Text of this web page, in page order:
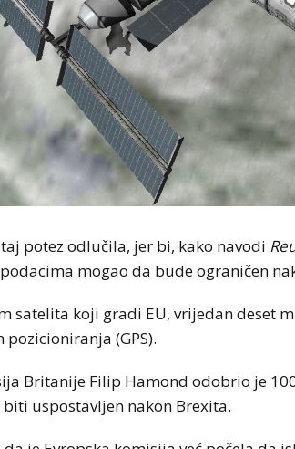
potez odlučila, jer bi, kako navodi
mogao da bude ograničen
satelita koji gradi EU, vrijedan deset
(GPS).
Britanije Filip Hamond odobrio je
uspostavljen nakon Brexita.